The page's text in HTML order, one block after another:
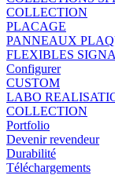
COLLECTION
PLACAGE
PANNEAUX
FLEXIBLES
Configurer
CUSTOM
LABO
COLLECTION
Portfolio
Devenir revendeur
Durabilité
Téléchargements